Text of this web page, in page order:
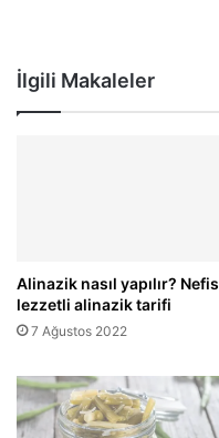
İlgili Makaleler
Alinazik nasıl yapılır? Nefis
lezzetli alinazik tarifi
7 Ağustos 2022